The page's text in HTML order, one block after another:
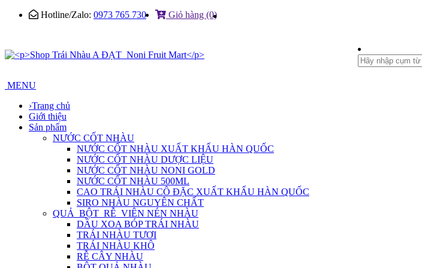
Hotline/Zalo: 0973 765 730 Giỏ hàng (0)
MENU
›Trang chủ
Giới thiệu
Sản phẩm
NƯỚC CỐT NHÀU
NƯỚC CỐT NHÀU XUẤT KHẨU HÀN QUỐC
NƯỚC CỐT NHÀU DƯỢC LIỆU
NƯỚC CỐT NHÀU NONI GOLD
NƯỚC CỐT NHÀU 500ML
CAO TRÁI NHÀU CÔ ĐẶC XUẤT KHẨU HÀN QUỐC
SIRO NHÀU NGUYÊN CHẤT
QUẢ_BỘT_RỄ_VIÊN NÉN NHÀU
DẦU XOA BÓP TRÁI NHÀU
TRÁI NHÀU TƯƠI
TRÁI NHÀU KHÔ
RỄ CÂY NHÀU